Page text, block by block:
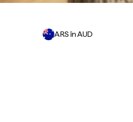
ARS în AUD